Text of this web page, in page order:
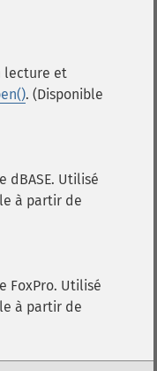
lecture et
. (Disponible
dBASE. Utilisé
à partir de
FoxPro. Utilisé
à partir de